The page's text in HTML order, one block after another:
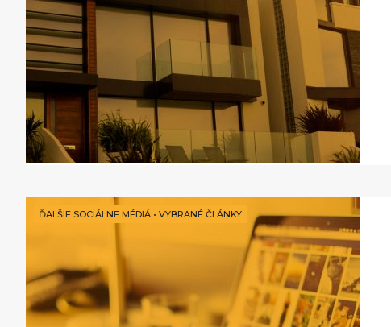
ĎALŠIE SOCIÁLNE MÉDIÁ • VYBRANÉ ČLÁNKY